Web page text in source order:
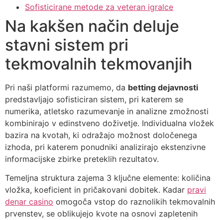
Sofisticirane metode za veteran igralce
Na kakšen način deluje
stavni sistem pri
tekmovalnih tekmovanjih
Pri naši platformi razumemo, da betting dejavnosti
predstavljajo sofisticiran sistem, pri katerem se
numerika, atletsko razumevanje in analizne zmožnosti
kombinirajo v edinstveno doživetje. Individualna vložek
bazira na kvotah, ki odražajo možnost določenega
izhoda, pri katerem ponudniki analizirajo ekstenzivne
informacijske zbirke preteklih rezultatov.
Temeljna struktura zajema 3 ključne elemente: količina
vložka, koeficient in pričakovani dobitek. Kadar pravi
denar casino omogoča vstop do raznolikih tekmovalnih
prvenstev, se oblikujejo kvote na osnovi zapletenih